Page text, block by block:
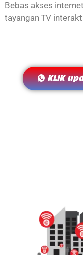
Bebas akses
tayangan TV
KLIK